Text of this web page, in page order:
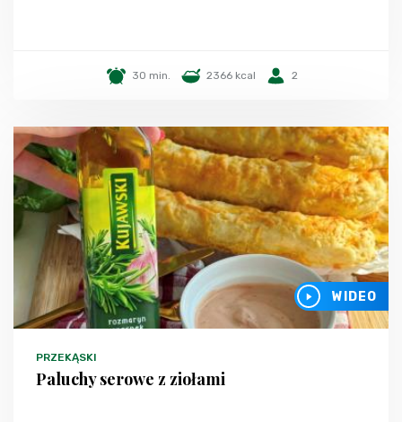
30 min. 2366 kcal 2
WIDEO
PRZEKĄSKI
Paluchy serowe z ziołami